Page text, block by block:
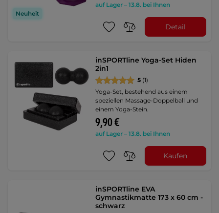
Neuheit
auf Lager – 13.8. bei Ihnen
Detail
inSPORTline Yoga-Set Hiden
2in1
5 (1)
Yoga-Set, bestehend aus einem
speziellen Massage-Doppelball und
einem Yoga-Stein.
9,90 €
auf Lager – 13.8. bei Ihnen
Kaufen
inSPORTline EVA
Gymnastikmatte 173 x 60 cm -
schwarz